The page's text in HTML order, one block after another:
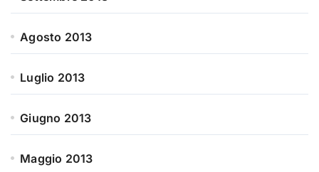
Agosto 2013
Luglio 2013
Giugno 2013
Maggio 2013